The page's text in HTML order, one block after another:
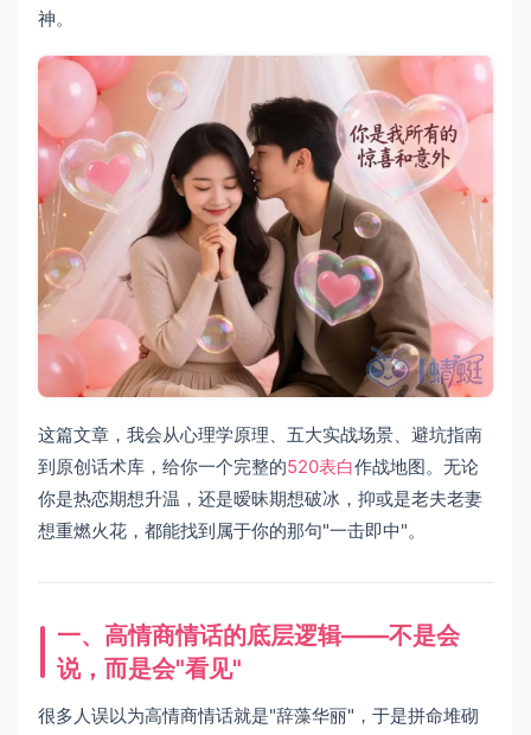
神。
这篇文章，我会从心理学原理、五大实战场景、避坑指南
到原创话术库，给你一个完整的520表白作战地图。无论
你是热恋期想升温，还是暧昧期想破冰，抑或是老夫老妻
想重燃火花，都能找到属于你的那句"一击即中"。
一、高情商情话的底层逻辑——不是会
说，而是会"看见"
很多人误以为高情商情话就是"辞藻华丽"，于是拼命堆砌